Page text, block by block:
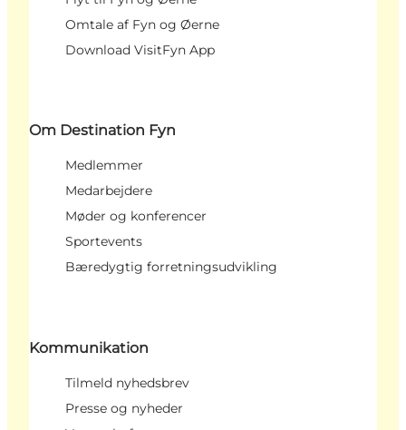
Omtale af Fyn og Øerne
Download VisitFyn App
Om Destination Fyn
Medlemmer
Medarbejdere
Møder og konferencer
Sportevents
Bæredygtig forretningsudvikling
Kommunikation
Tilmeld nyhedsbrev
Presse og nyheder